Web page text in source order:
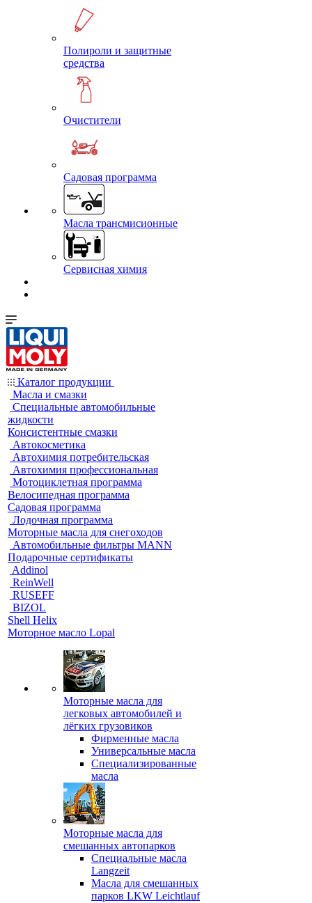
Полироли и защитные
средства
Очистители
Садовая программа
Масла трансмисионные
Сервисная химия
Каталог продукции
Масла и смазки
Специальные автомобильные
жидкости
Консистентные смазки
Автокосметика
Автохимия потребительская
Автохимия профессиональная
Мотоциклетная программа
Велосипедная программа
Садовая программа
Лодочная программа
Моторные масла для снегоходов
Автомобильные фильтры MANN
Подарочные сертификаты
Addinol
ReinWell
RUSEFF
BIZOL
Shell Helix
Моторное масло Lopal
Моторные масла для
легковых автомобилей и
лёгких грузовиков
Фирменные масла
Универсальные масла
Специализированные
масла
Моторные масла для
смешанных автопарков
Специальные масла
Langzeit
Масла для смешанных
парков LKW Leichtlauf